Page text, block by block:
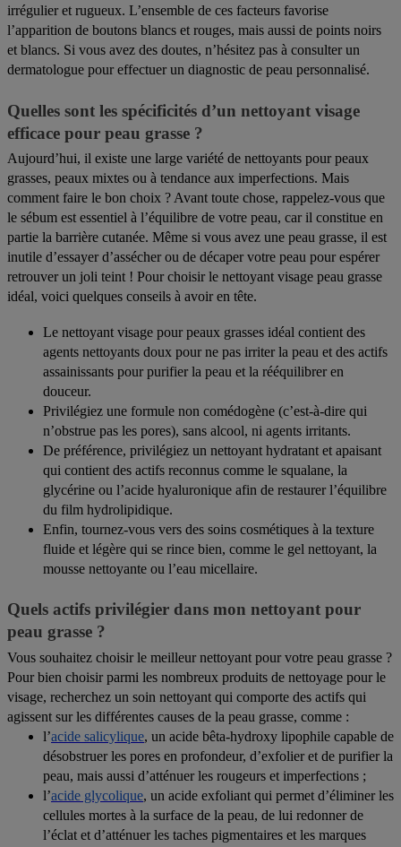
irrégulier et rugueux. L’ensemble de ces facteurs favorise
l’apparition de boutons blancs et rouges, mais aussi de points noirs
et blancs. Si vous avez des doutes, n’hésitez pas à consulter un
dermatologue pour effectuer un diagnostic de peau personnalisé.
Quelles sont les spécificités d’un nettoyant visage
efficace pour peau grasse ?
Aujourd’hui, il existe une large variété de nettoyants pour peaux
grasses, peaux mixtes ou à tendance aux imperfections. Mais
comment faire le bon choix ? Avant toute chose, rappelez-vous que
le sébum est essentiel à l’équilibre de votre peau, car il constitue en
partie la barrière cutanée. Même si vous avez une peau grasse, il est
inutile d’essayer d’assécher ou de décaper votre peau pour espérer
retrouver un joli teint ! Pour choisir le nettoyant visage peau grasse
idéal, voici quelques conseils à avoir en tête.
Le nettoyant visage pour peaux grasses idéal contient des
agents nettoyants doux pour ne pas irriter la peau et des actifs
assainissants pour purifier la peau et la rééquilibrer en
douceur.
Privilégiez une formule non comédogène (c’est-à-dire qui
n’obstrue pas les pores), sans alcool, ni agents irritants.
De préférence, privilégiez un nettoyant hydratant et apaisant
qui contient des actifs reconnus comme le squalane, la
glycérine ou l’acide hyaluronique afin de restaurer l’équilibre
du film hydrolipidique.
Enfin, tournez-vous vers des soins cosmétiques à la texture
fluide et légère qui se rince bien, comme le gel nettoyant, la
mousse nettoyante ou l’eau micellaire.
Quels actifs privilégier dans mon nettoyant pour
peau grasse ?
Vous souhaitez choisir le meilleur nettoyant pour votre peau grasse ?
Pour bien choisir parmi les nombreux produits de nettoyage pour le
visage, recherchez un soin nettoyant qui comporte des actifs qui
agissent sur les différentes causes de la peau grasse, comme :
l’acide salicylique, un acide bêta-hydroxy lipophile capable de
désobstruer les pores en profondeur, d’exfolier et de purifier la
peau, mais aussi d’atténuer les rougeurs et imperfections ;
l’acide glycolique, un acide exfoliant qui permet d’éliminer les
cellules mortes à la surface de la peau, de lui redonner de
l’éclat et d’atténuer les taches pigmentaires et les marques